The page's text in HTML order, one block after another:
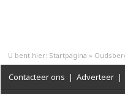
U bent hier: Startpagina »
Contacteer ons | Adverteer |